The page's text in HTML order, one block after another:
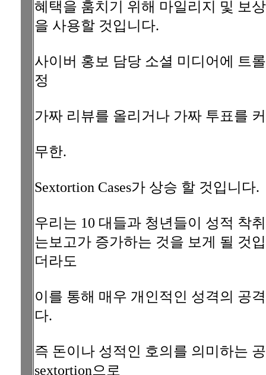
혜택을 훔치기 위해 마일리지 및 보
을 사용할 것입니다.
사이버 홍보 담당 소셜 미디어에 트
정
가짜 리뷰를 올리거나 가짜 투표를
무한.
Sextortion Cases가 상승 할 것입니다.
우리는 10 대들과 청년들이 성적 착
는보고가 증가하는 것을 보게 될 것
더라도
이를 통해 매우 개인적인 성격의 공
다.
즉 돈이나 성적인 호의를 의미하는
sextortion으로